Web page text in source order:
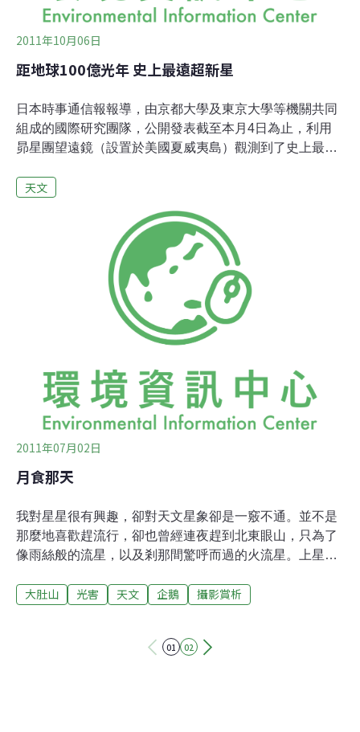
2011年10月06日
距地球100億光年 史上最遠超新星
日本時事通信報報導，由京都大學及東京大學等機關共同
組成的國際研究團隊，公開發表截至本月4日為止，利用
昴星團望遠鏡（設置於美國夏威夷島）觀測到了史上最遠
有助於解開超新星形成之機制。一般認為，此命名為Ia型
身非常明亮，唯距離越遠便顯得暗淡無光，故難以觀測。
研究小組使用昴星團望遠鏡觀測後髮星座附近的星域，而
發現了150個超新星。其中10個位在距離地球100億光年遠
的地方，且當中一個是現今觀察到距離最遠的超新星。
天文
2011年07月02日
月食那天
我對星星很有興趣，卻對天文星象卻是一竅不通。並不是
那麼地喜歡趕流行，卻也曾經連夜趕到北東眼山，只為了
像雨絲般的流星，以及剎那間驚呼而過的火流星。上星期
累反而會讓我不想睡，於是我半夜在大度山上尋找比較沒
於是我在西面的產業道路裡鑽著，在幾年前，這裡還沒有
大肚山 光害 天文 企鵝 攝影賞析
01 02